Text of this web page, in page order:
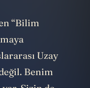
“Bilim
Uzay
Benim